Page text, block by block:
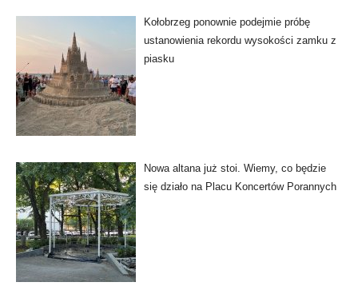
Kołobrzeg ponownie podejmie próbę
ustanowienia rekordu wysokości zamku z
piasku
Nowa altana już stoi. Wiemy, co będzie
się działo na Placu Koncertów Porannych